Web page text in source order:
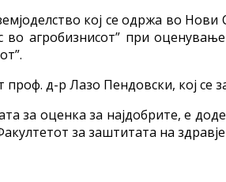
кој се одржа во
агробизнисот” при
д-р Лазо Пендовски, кој се
за оценка за најдобрите, е
за заштитата на